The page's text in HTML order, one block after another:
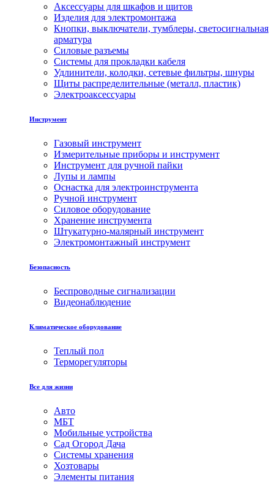
Аксессуары для шкафов и щитов
Изделия для электромонтажа
Кнопки, выключатели, тумблеры, светосигнальная
арматура
Силовые разъемы
Системы для прокладки кабеля
Удлинители, колодки, сетевые фильтры, шнуры
Щиты распределительные (металл, пластик)
Электроаксессуары
Инструмент
Газовый инструмент
Измерительные приборы и инструмент
Инструмент для ручной пайки
Лупы и лампы
Оснастка для электроинструмента
Ручной инструмент
Силовое оборудование
Хранение инструмента
Штукатурно-малярный инструмент
Электромонтажный инструмент
Безопасность
Беспроводные сигнализации
Видеонаблюдение
Климатическое оборудование
Теплый пол
Терморегуляторы
Все для жизни
Авто
МБТ
Мобильные устройства
Сад Огород Дача
Системы хранения
Хозтовары
Элементы питания